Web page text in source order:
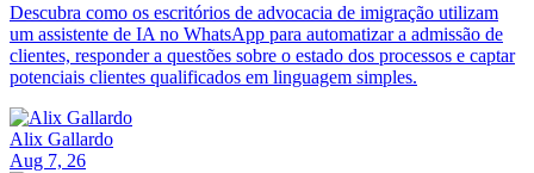
Descubra como os escritórios de advocacia de imigração utilizam
um assistente de IA no WhatsApp para automatizar a admissão de
clientes, responder a questões sobre o estado dos processos e captar
potenciais clientes qualificados em linguagem simples.
Alix Gallardo
Aug 7, 26